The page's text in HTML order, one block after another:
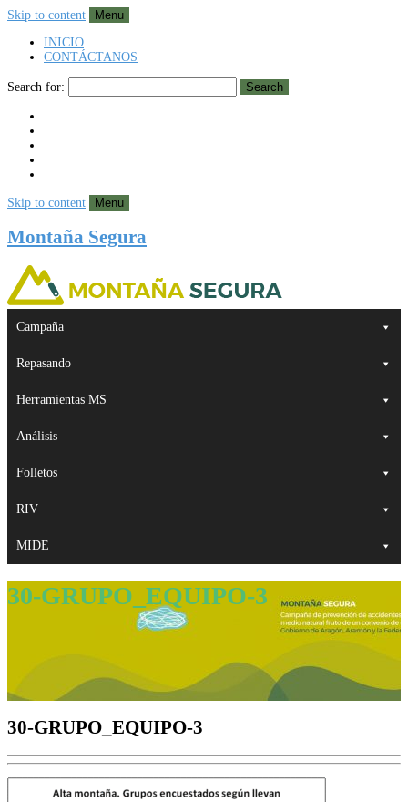
Skip to content
Menu
INICIO
CONTÁCTANOS
Search for: Search
Skip to content Menu
Montaña Segura
Campaña
Repasando
Herramientas MS
Análisis
Folletos
RIV
MIDE
30-GRUPO_EQUIPO-3
30-GRUPO_EQUIPO-3